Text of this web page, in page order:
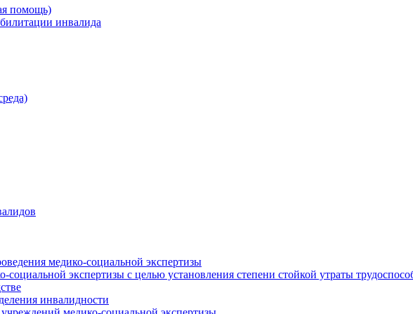
помощь)
инвалида
медико-социальной экспертизы
экспертизы с целью установления степени стойкой утраты
инвалидности